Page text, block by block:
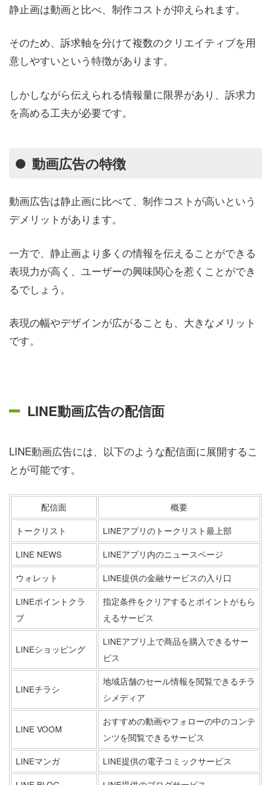
静止画は動画と比べ、制作コストが抑えられます。
そのため、訴求軸を分けて複数のクリエイティブを用
意しやすいという特徴があります。
しかしながら伝えられる情報量に限界があり、訴求力
を高める工夫が必要です。
動画広告の特徴
動画広告は静止画に比べて、制作コストが高いという
デメリットがあります。
一方で、静止画より多くの情報を伝えることができる
表現力が高く、ユーザーの興味関心を惹くことができ
るでしょう。
表現の幅やデザインが広がることも、大きなメリット
です。
LINE動画広告の配信面
LINE動画広告には、以下のような配信面に展開するこ
とが可能です。
配信面
概要
トークリスト
LINEアプリのトークリスト最上部
LINE NEWS
LINEアプリ内のニュースページ
ウォレット
LINE提供の金融サービスの入り口
LINEポイントクラ
ブ
指定条件をクリアするとポイントがもら
えるサービス
LINEショッピング
LINEアプリ上で商品を購入できるサー
ビス
LINEチラシ
地域店舗のセール情報を閲覧できるチラ
シメディア
LINE VOOM
おすすめの動画やフォローの中のコンテ
ンツを閲覧できるサービス
LINEマンガ
LINE提供の電子コミックサービス